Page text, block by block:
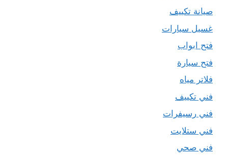
صيانة تكييف
غسيل سيارات
فتح ابواب
فتح سيارة
فلاتر مياه
فني تكييف
فني رسيفرات
فني ستلايت
فني صحي